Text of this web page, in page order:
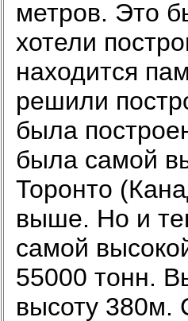
метров. Это
хотели
находится
решили
была
была самой
Торонто
выше. Но и
самой
55000 тонн.
высоту 380м.